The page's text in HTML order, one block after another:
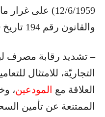
12/6/1959) على
والقانون رقم 194 تاريخ 16/10/2020.
– تشديد رقابة مصرف
التجاريّة، للامتثال
العلاقة مع المودعين،
الممتنعة عن تأمين